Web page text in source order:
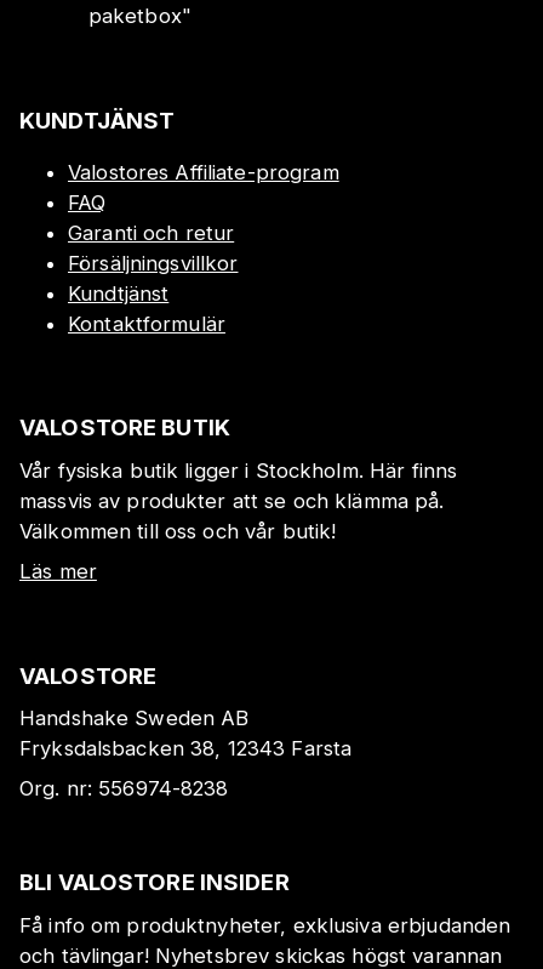
paketbox"
KUNDTJÄNST
Valostores Affiliate-program
FAQ
Garanti och retur
Försäljningsvillkor
Kundtjänst
Kontaktformulär
VALOSTORE BUTIK
Vår fysiska butik ligger i Stockholm. Här finns
massvis av produkter att se och klämma på.
Välkommen till oss och vår butik!
Läs mer
VALOSTORE
Handshake Sweden AB
Fryksdalsbacken 38, 12343 Farsta
Org. nr: 556974-8238
BLI VALOSTORE INSIDER
Få info om produktnyheter, exklusiva erbjudanden
och tävlingar! Nyhetsbrev skickas högst varannan